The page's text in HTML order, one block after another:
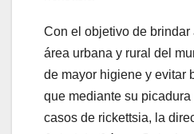
Con el objetivo de brindar
área urbana y rural del
de mayor higiene y evitar
que mediante su
casos de rickettsia, la